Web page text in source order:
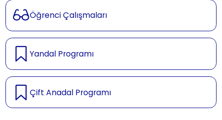
Öğrenci Çalışmaları
Yandal Programı
Çift Anadal Programı